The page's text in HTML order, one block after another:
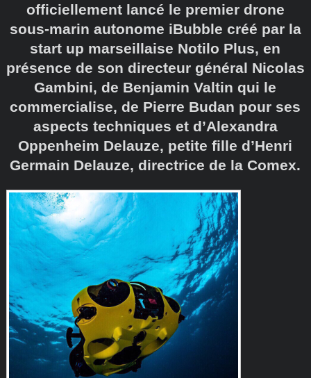
officiellement lancé le premier drone
sous-marin autonome iBubble créé par la
start up marseillaise Notilo Plus, en
présence de son directeur général Nicolas
Gambini, de Benjamin Valtin qui le
commercialise, de Pierre Budan pour ses
aspects techniques et d’Alexandra
Oppenheim Delauze, petite fille d’Henri
Germain Delauze, directrice de la Comex.